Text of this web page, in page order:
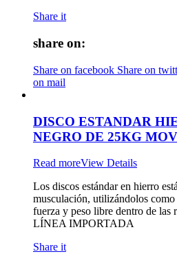
Share it
share on:
Share on facebook Share on
on mail
DISCO ESTANDAR
NEGRO DE 25KG
Read moreView Details
Los discos estándar en hierro
musculación, utilizándolos
fuerza y peso libre dentro de las
LÍNEA IMPORTADA
Share it